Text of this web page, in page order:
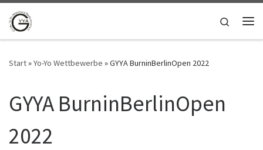
Zum Inhalt springen
Search
Start»Yo-Yo Wettbewerbe »GYYA BurninBerlinOpen 2022
GYYA BurninBerlinOpen
2022